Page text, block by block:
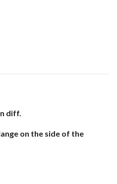
diff.
on the side of the